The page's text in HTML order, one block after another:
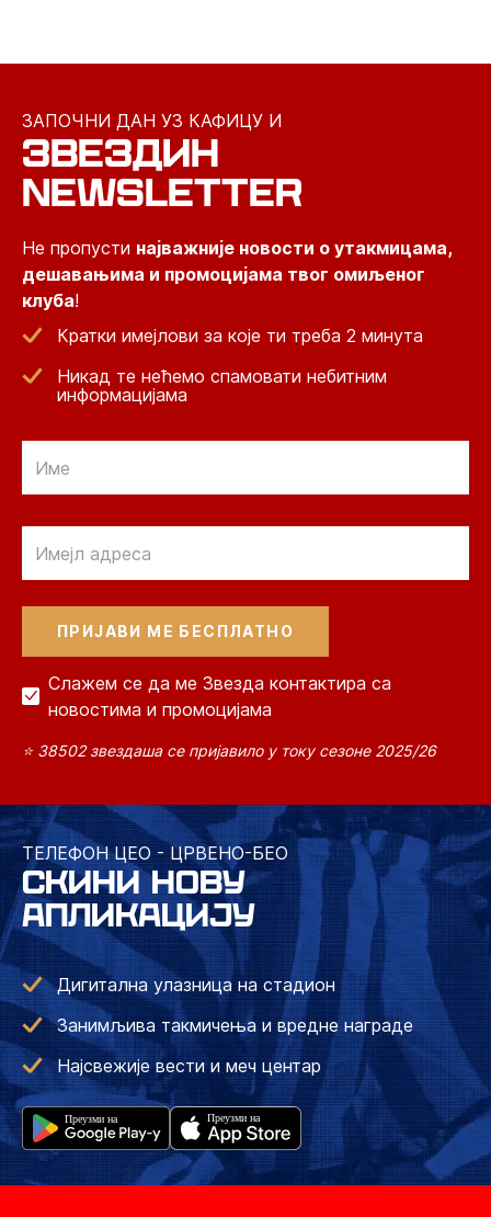
ЗАПОЧНИ ДАН УЗ КАФИЦУ И
ЗВЕЗДИН
NEWSLETTER
Не пропусти најважније новости о утакмицама,
дешавањима и промоцијама твог омиљеног
клуба!
Кратки имејлови за које ти треба 2 минута
Никад те нећемо спамовати небитним
информацијама
Слажем се да ме Звезда контактира са
новостима и промоцијама
⭐ 38502 звездаша се пријавило у току сезоне 2025/26
ТЕЛЕФОН ЦЕО - ЦРВЕНО-БЕО
СКИНИ НОВУ
АПЛИКАЦИЈУ
Дигитална улазница на стадион
Занимљива такмичења и вредне награде
Најсвежије вести и меч центар